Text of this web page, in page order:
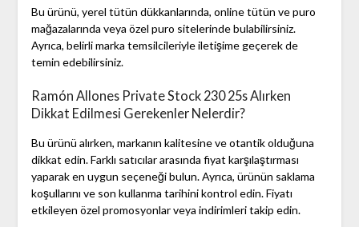
Bu ürünü, yerel tütün dükkanlarında, online tütün ve puro
mağazalarında veya özel puro sitelerinde bulabilirsiniz.
Ayrıca, belirli marka temsilcileriyle iletişime geçerek de
temin edebilirsiniz.
Ramón Allones Private Stock 230 25s Alırken
Dikkat Edilmesi Gerekenler Nelerdir?
Bu ürünü alırken, markanın kalitesine ve otantik olduğuna
dikkat edin. Farklı satıcılar arasında fiyat karşılaştırması
yaparak en uygun seçeneği bulun. Ayrıca, ürünün saklama
koşullarını ve son kullanma tarihini kontrol edin. Fiyatı
etkileyen özel promosyonlar veya indirimleri takip edin.